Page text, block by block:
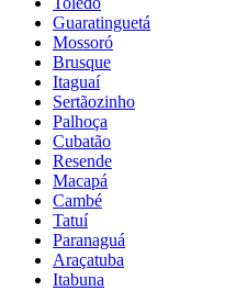
Guaratinguetá
Mossoró
Brusque
Itaguaí
Sertãozinho
Palhoça
Cubatão
Resende
Macapá
Cambé
Tatuí
Paranaguá
Araçatuba
Itabuna